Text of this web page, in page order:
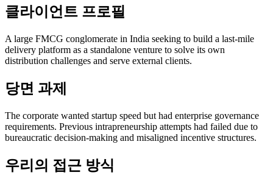
클라이언트 프로필
A large FMCG conglomerate in India seeking to build a last-mile
delivery platform as a standalone venture to solve its own
distribution challenges and serve external clients.
당면 과제
The corporate wanted startup speed but had enterprise governance
requirements. Previous intrapreneurship attempts had failed due to
bureaucratic decision-making and misaligned incentive structures.
우리의 접근 방식